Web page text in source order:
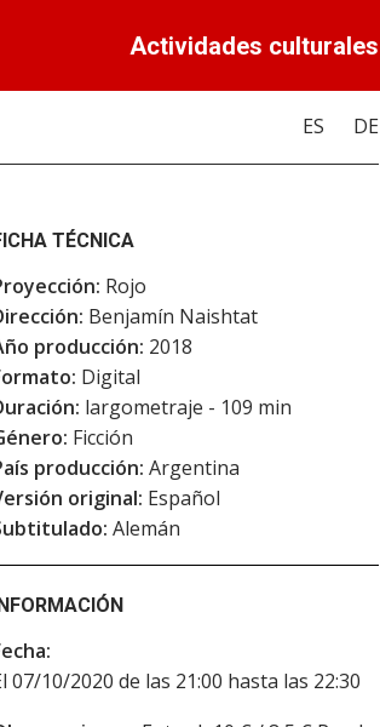
Actividades culturales
ES DE
TÉCNICA
Rojo
Benjamín Naishtat
producción: 2018
Digital
largometraje - 109 min
Ficción
producción: Argentina
original: Español
Alemán
07/10/2020 de las 21:00 hasta las 22:30